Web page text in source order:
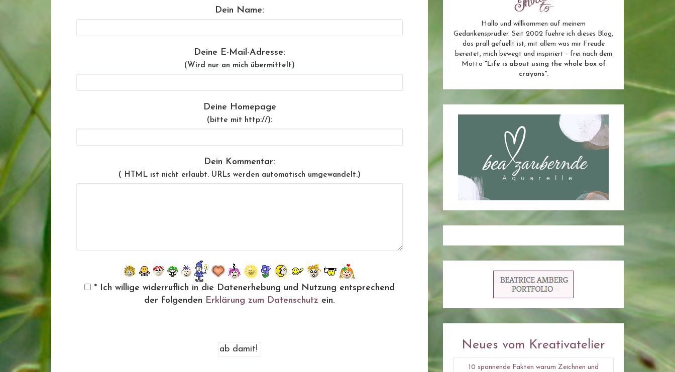
Dein Name:
Deine E-Mail-Adresse:
(Wird nur an mich übermittelt)
Deine Homepage
(bitte mit http://):
Dein Kommentar:
( HTML ist nicht erlaubt. URLs werden automatisch umgewandelt.)
* Ich willige widerruflich in die Datenerhebung und Nutzung entsprechend
der folgenden Erklärung zum Datenschutz ein.
Hallo und willkommen auf meinem
Gedankensprudler. Seit 2002 fuehre ich dieses Blog,
das prall gefuellt ist, mit allem was mir Freude
bereitet, mich bewegt und inspiriert - frei nach dem
Motto "Life is about using the whole box of
crayons".
Neues vom Kreativatelier
10 spannende Fakten warum Zeichnen und